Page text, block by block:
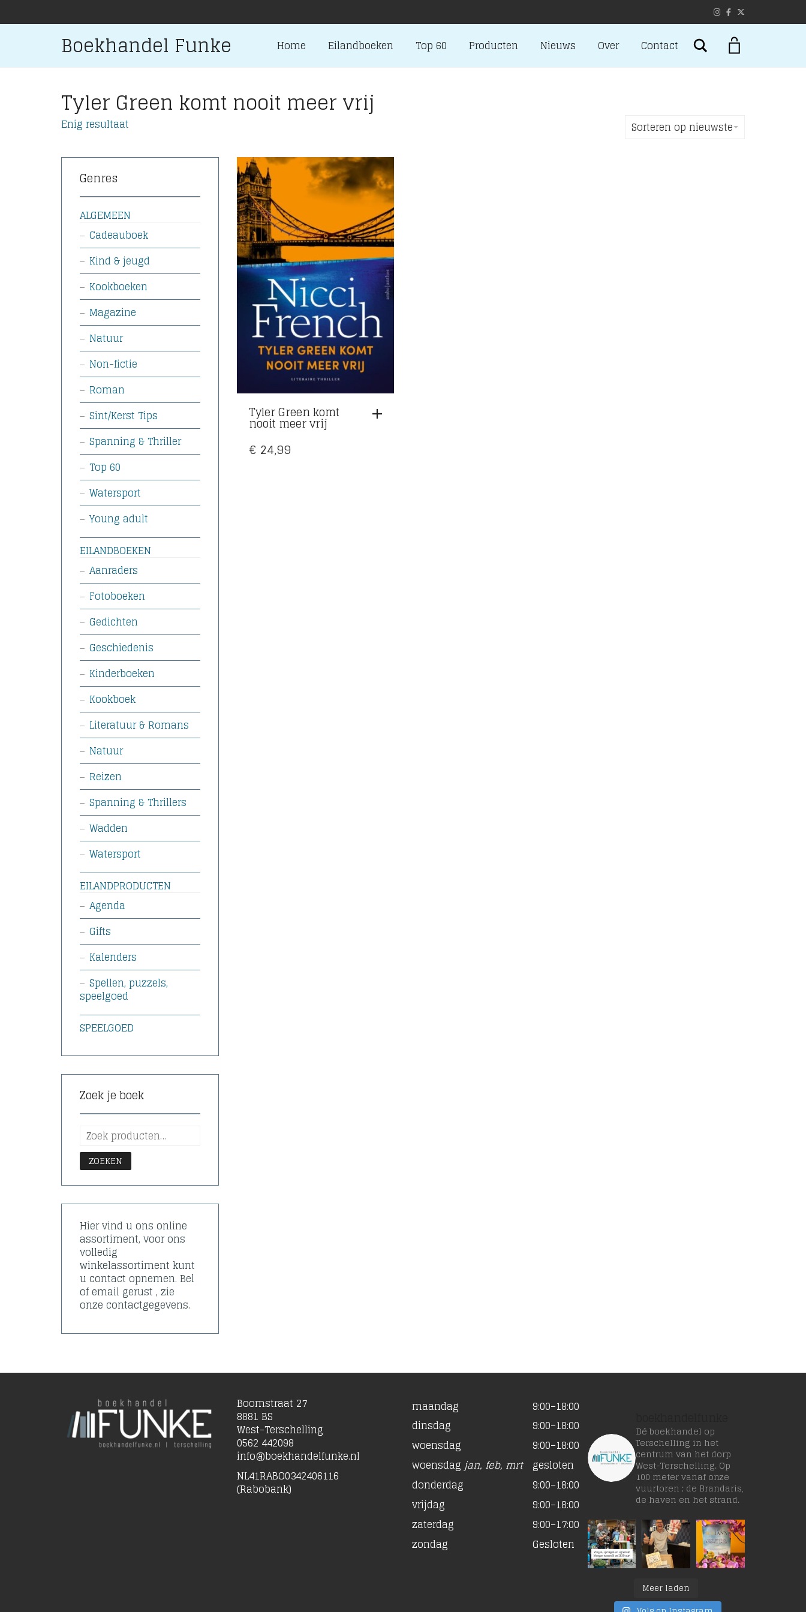
Boekhandel Funke Home Eilandboeken Top 60 Producten Nieuws Over Contact Search
Tyler Green komt nooit meer vrij
Enig resultaat Sorteren op nieuwste
Tyler Green komt
nooit meer vrij
€ 24,99
Genres
ALGEMEEN
Cadeauboek
Kind & jeugd
Kookboeken
Magazine
Natuur
Non-fictie
Roman
Sint/Kerst Tips
Spanning & Thriller
Top 60
Watersport
Young adult
EILANDBOEKEN
Aanraders
Fotoboeken
Gedichten
Geschiedenis
Kinderboeken
Kookboek
Literatuur & Romans
Natuur
Reizen
Spanning & Thrillers
Wadden
Watersport
EILANDPRODUCTEN
Agenda
Gifts
Kalenders
Spellen, puzzels,
speelgoed
SPEELGOED
Zoek je boek
ZOEKEN
Hier vind u ons online
assortiment, voor ons
volledig
winkelassortiment kunt
u contact opnemen. Bel
of email gerust , zie
onze contactgegevens.
Boomstraat 27
8881 BS
West-Terschelling
0562 442098
info@boekhandelfunke.nl
NL41RABO0342406116
(Rabobank)
maandag
9:00–18:00
dinsdag
9:00–18:00
woensdag
9:00–18:00
woensdag jan, feb, mrt
gesloten
donderdag
9:00–18:00
vrijdag
9:00–18:00
zaterdag
9:00–17:00
zondag
Gesloten
Dé boekhandel op
Terschelling in het
centrum van het dorp
West-Terschelling. Op
100 meter vanaf onze
vuurtoren ; de Brandaris,
de haven en het strand.
Meer laden